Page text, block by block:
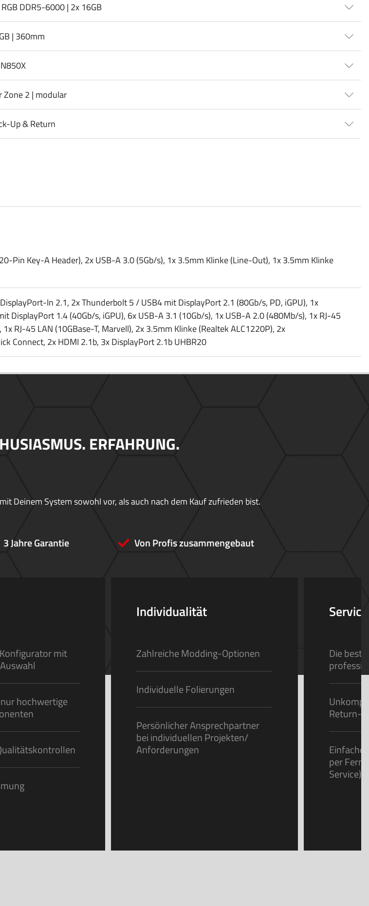
DDR5-6000 | 2x 16GB
| 360mm
Zone 2 | modular
Up & Return
Pin Key-A Header), 2x USB-A 3.0 (5Gb/​s), 1x 3.5mm Klinke (Line-Out), 1x 3.5mm Klinke
In 2.1, 2x Thunderbolt 5 /​ USB4 mit DisplayPort 2.1 (80Gb/​s, PD, iGPU), 1x
DisplayPort 1.4 (40Gb/​s, iGPU), 6x USB-A 3.1 (10Gb/​s), 1x USB-A 2.0 (480Mb/​s), 1x RJ-45
1x RJ-45 LAN (10GBase-T, Marvell), 2x 3.5mm Klinke (Realtek ALC1220P), 2x
Connect, 2x HDMI 2.1b, 3x DisplayPort 2.1b UHBR20
ERFAHRUNG.
Deinem System sowohl vor, als auch nach dem Kauf zufrieden bist.
3 Jahre Garantie Von Profis zusammengebaut
mit
hochwertige
Individualität
Zahlreiche Modding-Optionen
Individuelle Folierungen
Persönlicher Ansprechpartner
bei individuellen Projekten/
Anforderungen
Service
Die
Return-
per
Service)